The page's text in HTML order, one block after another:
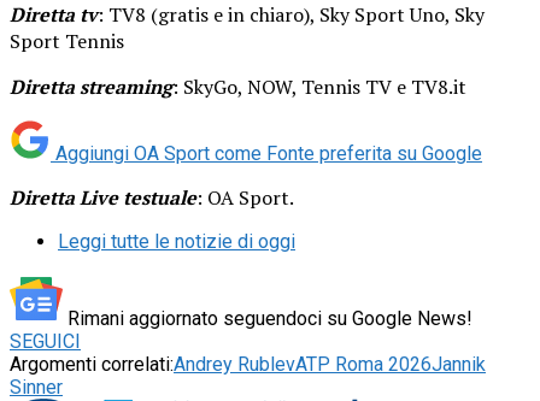
Diretta tv: TV8 (gratis e in chiaro), Sky Sport Uno, Sky
Sport Tennis
Diretta streaming: SkyGo, NOW, Tennis TV e TV8.it
Aggiungi OA Sport come Fonte preferita su Google
Diretta Live testuale: OA Sport.
Leggi tutte le notizie di oggi
Rimani aggiornato seguendoci su Google News!
SEGUICI
Argomenti correlati:Andrey RublevATP Roma 2026Jannik
Sinner